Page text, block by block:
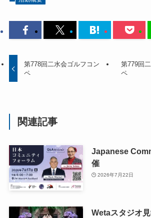
第778回二水会ゴルフコン
ペ
第779回
ペ
関連記事
Japanese
催
2026年7月22日
Wetaスタジオ